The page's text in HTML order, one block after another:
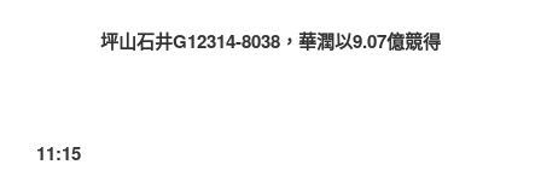
坪山石井G12314-8038，華潤以9.07億競得
11:15